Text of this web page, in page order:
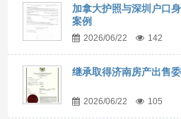
加拿大护照与深圳户口
案例
2026/06/22 142
继承取得济南房产出售
2026/06/22 105